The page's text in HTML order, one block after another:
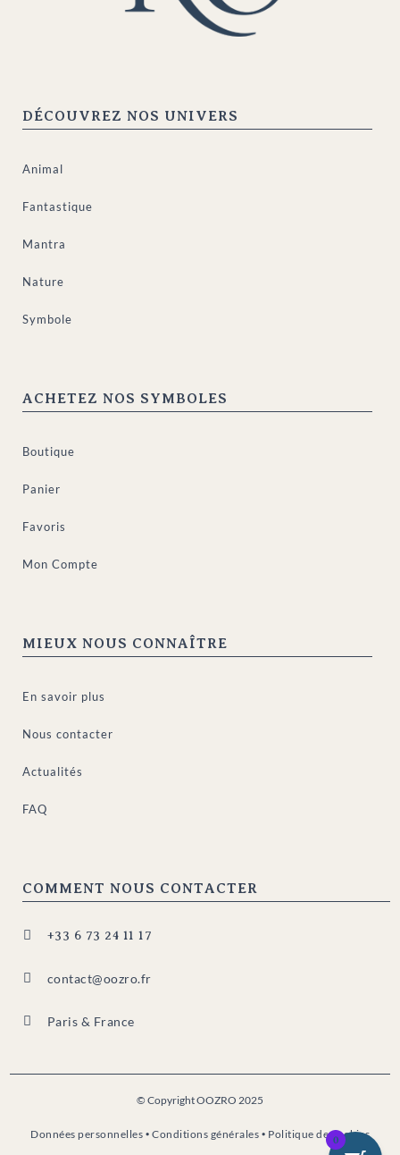
DÉCOUVREZ NOS UNIVERS
Animal
Fantastique
Mantra
Nature
Symbole
ACHETEZ NOS SYMBOLES
Boutique
Panier
Favoris
Mon Compte
MIEUX NOUS CONNAÎTRE
En savoir plus
Nous contacter
Actualités
FAQ
COMMENT NOUS CONTACTER
 +33 6 73 24 11 17
 contact@oozro.fr
 Paris & France
© Copyright OOZRO 2025
Données personnelles • Conditions générales • Politique de cookies
0